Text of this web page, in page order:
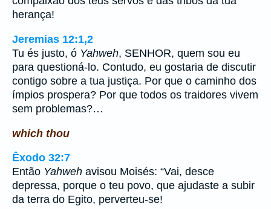
herança!
Jeremias 12:1,2
Tu és justo, ó Yahweh, SENHOR, quem sou eu
para questioná-lo. Contudo, eu gostaria de discutir
contigo sobre a tua justiça. Por que o caminho dos
ímpios prospera? Por que todos os traidores vivem
sem problemas?…
which thou
Êxodo 32:7
Então Yahweh avisou Moisés: “Vai, desce
depressa, porque o teu povo, que ajudaste a subir
da terra do Egito, perverteu-se!